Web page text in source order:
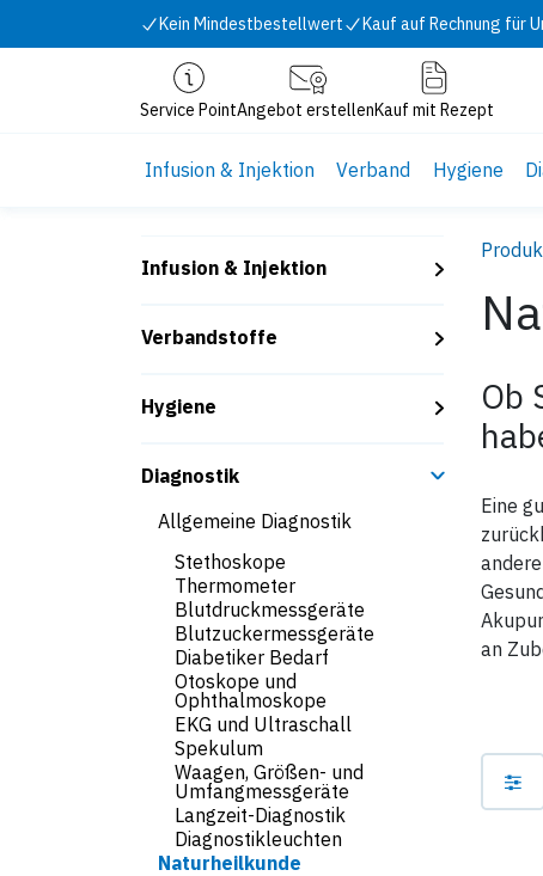
Kein Mindestbestellwert Kauf auf Rechnung für
Service PointAngebot erstellenKauf mit Rezept
Infusion & Injektion Verband Hygiene
Infusion & Injektion
Verbandstoffe
Hygiene
Diagnostik
Allgemeine Diagnostik
Stethoskope
Thermometer
Blutdruckmessgeräte
Blutzuckermessgeräte
Diabetiker Bedarf
Otoskope und
Ophthalmoskope
EKG und Ultraschall
Spekulum
Waagen, Größen- und
Umfangmessgeräte
Langzeit-Diagnostik
Diagnostikleuchten
Naturheilkunde
Ob
Eine
an